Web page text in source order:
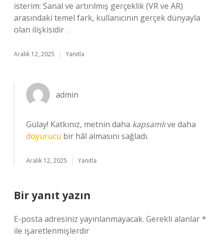
isterim: Sanal ve artırılmış gerçeklik (VR ve AR)
arasındaki temel fark, kullanıcının gerçek dünyayla
olan ilişkisidir .
Aralık 12, 2025 Yanıtla
admin
Gülay! Katkınız, metnin daha kapsamlıve daha
doyurucu bir hâl almasını sağladı.
Aralık 12, 2025 Yanıtla
Bir yanıt yazın
E-posta adresiniz yayınlanmayacak. Gerekli alanlar*
ile işaretlenmişlerdir